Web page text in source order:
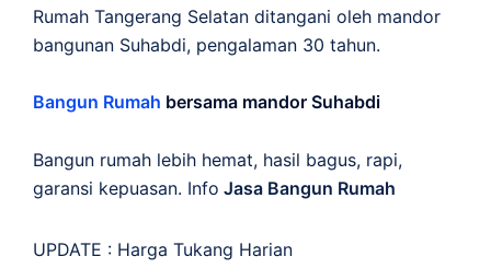
Rumah Tangerang Selatan ditangani oleh mandor
bangunan Suhabdi, pengalaman 30 tahun.
Bangun Rumah bersama mandor Suhabdi
Bangun rumah lebih hemat, hasil bagus, rapi,
garansi kepuasan. Info Jasa Bangun Rumah
UPDATE : Harga Tukang Harian